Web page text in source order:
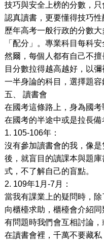
技巧與安全上榜的分數，
認真讀書，更要懂得技巧性
歷年高考一般行政的分數大
「配分」。專業科目每科
然爾，每個人都有自己不
目分數拉得越高越好，以
一半身論的科目，選擇題
五、
讀書會
在國考這條路上，身為國
在國考的半途中或是拉長備
1. 105-106年：
沒有參加讀書會的我，像
後，就盲目的讀課本與題
式，不了解自己的盲點。
2. 109年1 月 -7月：
當我有課業上的疑問時，除
向櫃檯求助，櫃檯會介紹
有問題時我們會互相討論，
在讀書會裡，千萬不要藏